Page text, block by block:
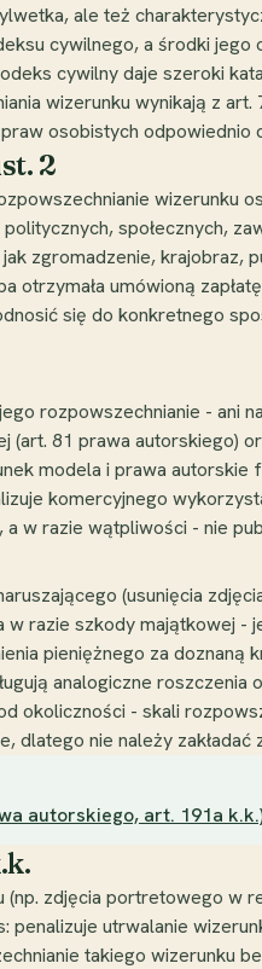
ale też
cywilnego, a środki jego
cywilny daje szeroki
wizerunku wynikają z
osobistych odpowiednio
2
wizerunku
społecznych,
zgromadzenie, krajobraz,
umówioną
się do konkretnego
rozpowszechnianie - ani
81 prawa autorskiego)
modela i prawa
komercyjnego
w razie wątpliwości - nie
(usunięcia
razie szkody majątkowej -
pieniężnego za doznaną
analogiczne roszczenia
okoliczności - skali
nie należy zakładać
autorskiego, art. 191a
zdjęcia portretowego w
utrwalanie
takiego wizerunku